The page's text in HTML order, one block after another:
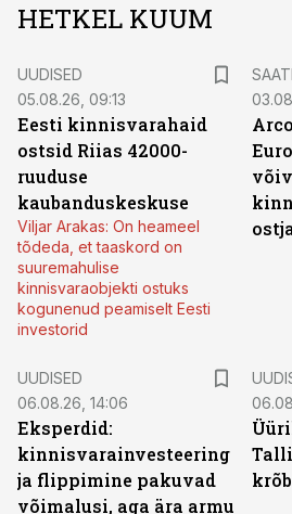
HETKEL KUUM
UUDISED
05.08.26, 09:13
Eesti kinnisvarahaid
ostsid Riias 42000-
ruuduse
kaubanduskeskuse
Viljar Arakas: On heameel
tõdeda, et taaskord on
suuremahulise
kinnisvaraobjekti ostuks
kogunenud peamiselt Eesti
investorid
UUDISED
06.08.26, 14:06
Eksperdid:
kinnisvarainvesteering
ja flippimine pakuvad
võimalusi, aga ära armu